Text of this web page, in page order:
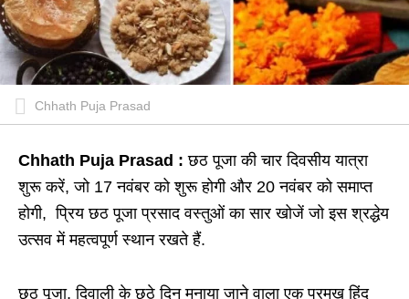
Chhath Puja Prasad
Chhath Puja Prasad : छठ पूजा की चार दिवसीय यात्रा
शुरू करें, जो 17 नवंबर को शुरू होगी और 20 नवंबर को समाप्त
होगी, प्रिय छठ पूजा प्रसाद वस्तुओं का सार खोजें जो इस श्रद्धेय
उत्सव में महत्वपूर्ण स्थान रखते हैं.
छठ पूजा, दिवाली के छठे दिन मनाया जाने वाला एक प्रमुख हिंदू